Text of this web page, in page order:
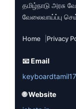
தமிழ்நாடு அரசு
வேலைவாய்ப்பு
Home Privacy
📧 Email
🌐 Website